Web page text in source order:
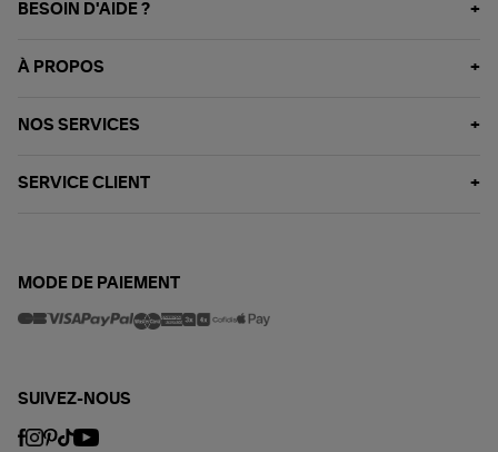
BESOIN D'AIDE ?
À PROPOS
NOS SERVICES
SERVICE CLIENT
MODE DE PAIEMENT
SUIVEZ-NOUS